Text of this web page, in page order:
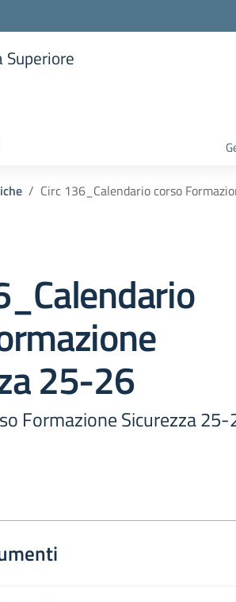
Circ 136_Calendario corso
25-26
Formazione Sicurezza